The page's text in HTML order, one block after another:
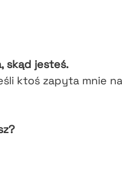
skąd jesteś.
ktoś zapyta mnie